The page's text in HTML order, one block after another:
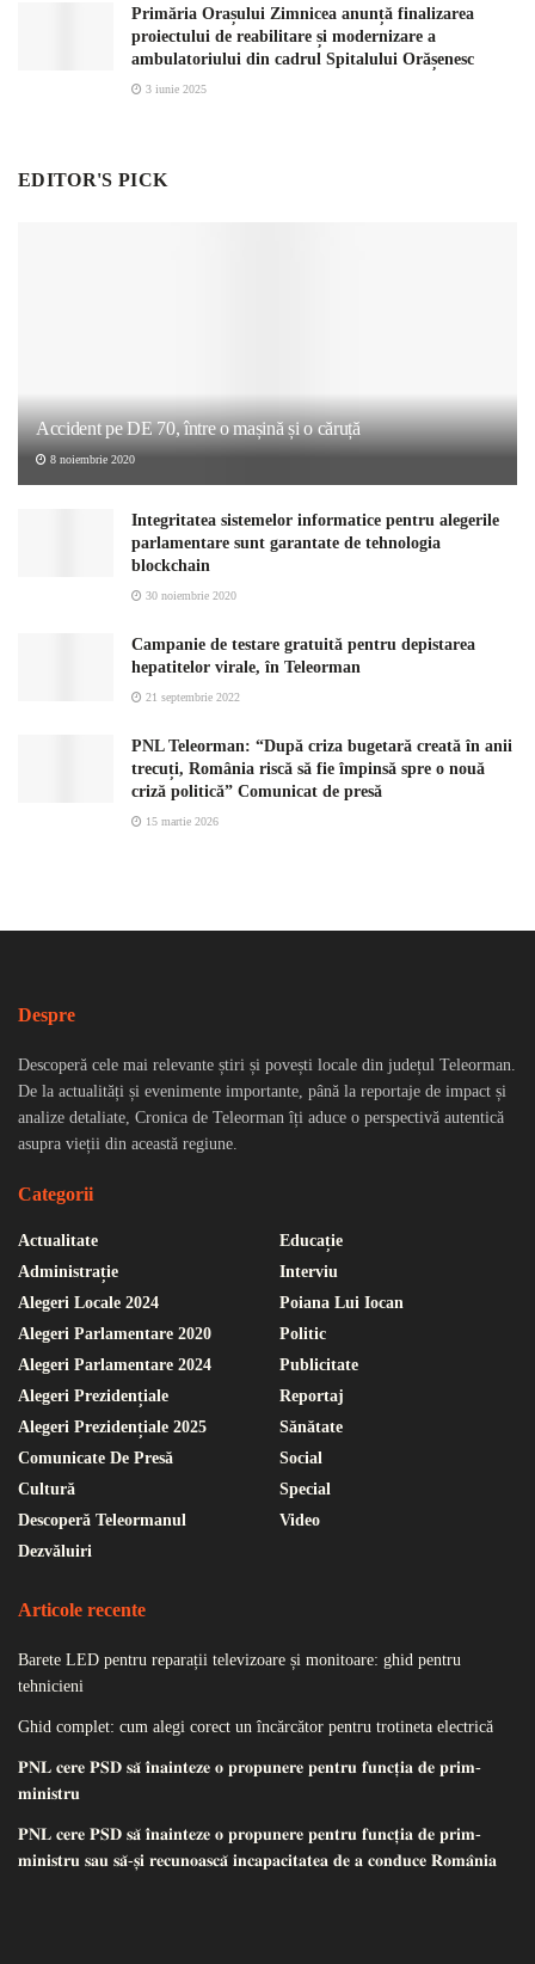
Primăria Orașului Zimnicea anunță finalizarea
proiectului de reabilitare și modernizare a
ambulatoriului din cadrul Spitalului Orășenesc
3 iunie 2025
EDITOR'S PICK
Accident pe DE 70, între o mașină și o căruță
8 noiembrie 2020
Integritatea sistemelor informatice pentru alegerile
parlamentare sunt garantate de tehnologia
blockchain
30 noiembrie 2020
Campanie de testare gratuită pentru depistarea
hepatitelor virale, în Teleorman
21 septembrie 2022
PNL Teleorman: “După criza bugetară creată în anii
trecuți, România riscă să fie împinsă spre o nouă
criză politică” Comunicat de presă
15 martie 2026
Despre
Descoperă cele mai relevante știri și povești locale din județul Teleorman.
De la actualități și evenimente importante, până la reportaje de impact și
analize detaliate, Cronica de Teleorman îți aduce o perspectivă autentică
asupra vieții din această regiune.
Categorii
Actualitate
Administrație
Alegeri Locale 2024
Alegeri Parlamentare 2020
Alegeri Parlamentare 2024
Alegeri Prezidențiale
Alegeri Prezidențiale 2025
Comunicate De Presă
Cultură
Descoperă Teleormanul
Dezvăluiri
Educație
Interviu
Poiana Lui Iocan
Politic
Publicitate
Reportaj
Sănătate
Social
Special
Video
Articole recente
Barete LED pentru reparații televizoare și monitoare: ghid pentru
tehnicieni
Ghid complet: cum alegi corect un încărcător pentru trotineta electrică
𝐏𝐍𝐋 𝐜𝐞𝐫𝐞 𝐏𝐒𝐃 𝐬𝐚̆ 𝐢̂𝐧𝐚𝐢𝐧𝐭𝐞𝐳𝐞 𝐨 𝐩𝐫𝐨𝐩𝐮𝐧𝐞𝐫𝐞 𝐩𝐞𝐧𝐭𝐫𝐮 𝐟𝐮𝐧𝐜𝐭̦𝐢𝐚 𝐝𝐞 𝐩𝐫𝐢𝐦-
𝐦𝐢𝐧𝐢𝐬𝐭𝐫𝐮
𝐏𝐍𝐋 𝐜𝐞𝐫𝐞 𝐏𝐒𝐃 𝐬𝐚̆ 𝐢̂𝐧𝐚𝐢𝐧𝐭𝐞𝐳𝐞 𝐨 𝐩𝐫𝐨𝐩𝐮𝐧𝐞𝐫𝐞 𝐩𝐞𝐧𝐭𝐫𝐮 𝐟𝐮𝐧𝐜𝐭̦𝐢𝐚 𝐝𝐞 𝐩𝐫𝐢𝐦-
𝐦𝐢𝐧𝐢𝐬𝐭𝐫𝐮 𝐬𝐚𝐮 𝐬𝐚̆-𝐬̦𝐢 𝐫𝐞𝐜𝐮𝐧𝐨𝐚𝐬𝐜𝐚̆ 𝐢𝐧𝐜𝐚𝐩𝐚𝐜𝐢𝐭𝐚𝐭𝐞𝐚 𝐝𝐞 𝐚 𝐜𝐨𝐧𝐝𝐮𝐜𝐞 𝐑𝐨𝐦𝐚̂𝐧𝐢𝐚